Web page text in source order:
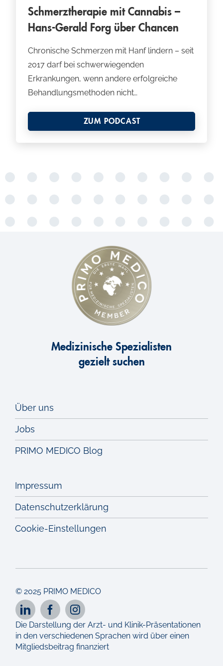
Schmerztherapie mit Cannabis –
Hans-Gerald Forg über Chancen
Chronische Schmerzen mit Hanf lindern – seit
2017 darf bei schwerwiegenden
Erkrankungen, wenn andere erfolgreiche
Behandlungsmethoden nicht…
ZUM PODCAST
Medizinische Spezialisten
gezielt suchen
Über uns
Jobs
PRIMO MEDICO Blog
Impressum
Datenschutzerklärung
Cookie-Einstellungen
© 2025 PRIMO MEDICO
Die Darstellung der Arzt- und Klinik-Präsentationen
in den verschiedenen Sprachen wird über einen
Mitgliedsbeitrag finanziert